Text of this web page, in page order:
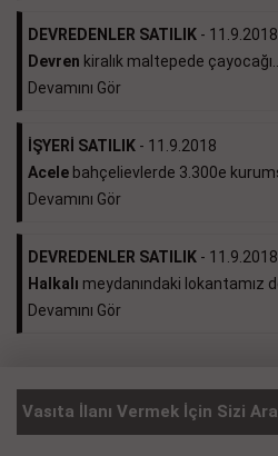
DEVREDENLER SATILIK - 11.9.2018
Devren kiralık maltepede
Devamını Gör
İŞYERİ SATILIK - 11.9.2018
Acele bahçelievlerde 3.300e
Devamını Gör
DEVREDENLER SATILIK - 11.9.2018
Halkalı meydanındaki lokantamız
Devamını Gör
Vasıta İlanı Vermek İçin Sizi